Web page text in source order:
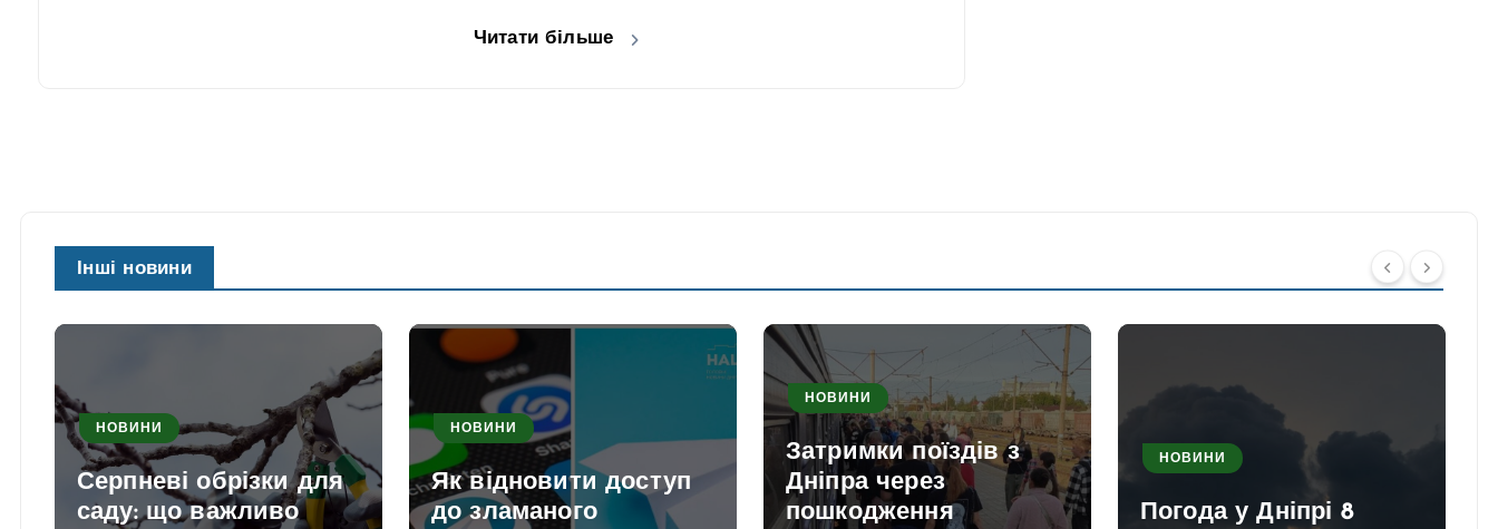
Читати більше
Інші новини
НОВИНИ
Серпневі обрізки для
саду: що важливо
НОВИНИ
Як відновити доступ
до зламаного
НОВИНИ
Затримки поїздів з
Дніпра через
пошкодження
НОВИНИ
Погода у Дніпрі 8